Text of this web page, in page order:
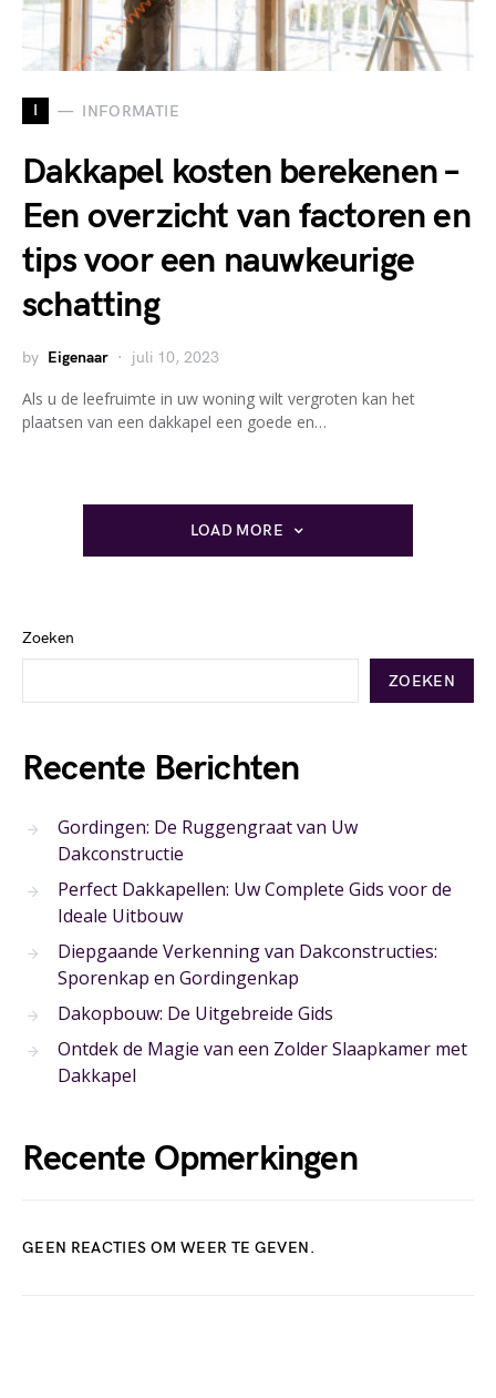
I INFORMATIE
Dakkapel kosten berekenen –
Een overzicht van factoren en
tips voor een nauwkeurige
schatting
by Eigenaar juli 10, 2023
Als u de leefruimte in uw woning wilt vergroten kan het
plaatsen van een dakkapel een goede en…
LOAD MORE
Zoeken
ZOEKEN
Recente Berichten
Gordingen: De Ruggengraat van Uw
Dakconstructie
Perfect Dakkapellen: Uw Complete Gids voor de
Ideale Uitbouw
Diepgaande Verkenning van Dakconstructies:
Sporenkap en Gordingenkap
Dakopbouw: De Uitgebreide Gids
Ontdek de Magie van een Zolder Slaapkamer met
Dakkapel
Recente Opmerkingen
GEEN REACTIES OM WEER TE GEVEN.